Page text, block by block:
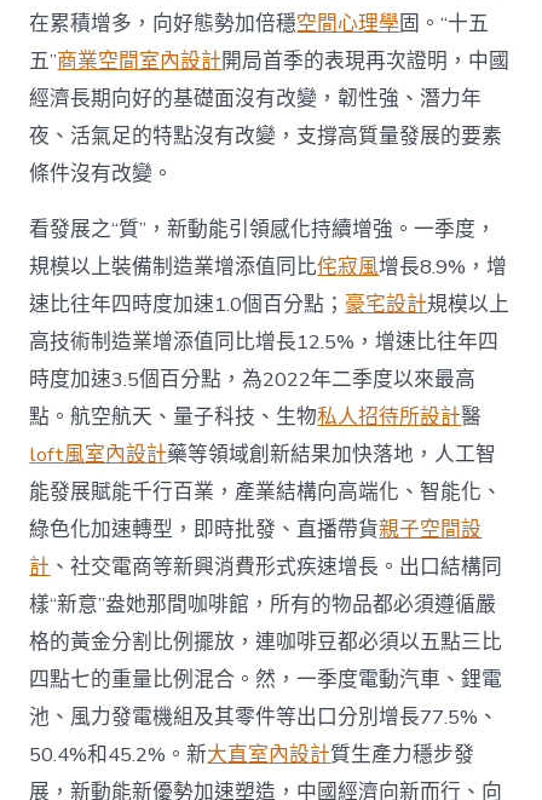
在累積增多，向好態勢加倍穩空間心理學固。“十五
五”商業空間室內設計開局首季的表現再次證明，中國
經濟長期向好的基礎面沒有改變，韌性強、潛力年
夜、活氣足的特點沒有改變，支撐高質量發展的要素
條件沒有改變。
看發展之“質”，新動能引領感化持續增強。一季度，
規模以上裝備制造業增添值同比侘寂風增長8.9%，增
速比往年四時度加速1.0個百分點； 豪宅設計規模以上
高技術制造業增添值同比增長12.5%，增速比往年四
時度加速3.5個百分點，為2022年二季度以來最高
點。航空航天、量子科技、生物私人招待所設計醫
loft風室內設計藥等領域創新結果加快落地，人工智
能發展賦能千行百業，產業結構向高端化、智能化、
綠色化加速轉型，即時批發、直播帶貨親子空間設
計 、社交電商等新興消費形式疾速增長。出口結構同
樣“新意”盎她那間咖啡館，所有的物品都必須遵循嚴
格的黃金分割比例擺放，連咖啡豆都必須以五點三比
四點七的重量比例混合。然，一季度電動汽車、鋰電
池、風力發電機組及其零件等出口分別增長77.5%、
50.4%和45.2%。新大直室內設計質生產力穩步發
展，新動能新優勢加速塑造，中國經濟向新而行、向